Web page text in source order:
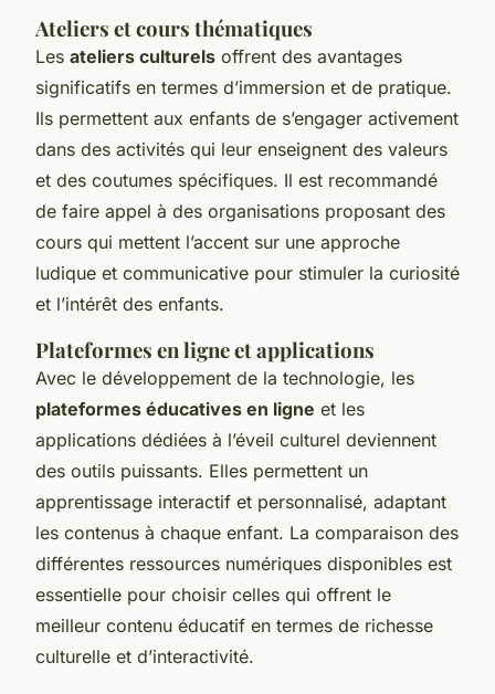
Ateliers et cours thématiques
Les ateliers culturels offrent des avantages
significatifs en termes d’immersion et de pratique.
Ils permettent aux enfants de s’engager activement
dans des activités qui leur enseignent des valeurs
et des coutumes spécifiques. Il est recommandé
de faire appel à des organisations proposant des
cours qui mettent l’accent sur une approche
ludique et communicative pour stimuler la curiosité
et l’intérêt des enfants.
Plateformes en ligne et applications
Avec le développement de la technologie, les
plateformes éducatives en ligne et les
applications dédiées à l’éveil culturel deviennent
des outils puissants. Elles permettent un
apprentissage interactif et personnalisé, adaptant
les contenus à chaque enfant. La comparaison des
différentes ressources numériques disponibles est
essentielle pour choisir celles qui offrent le
meilleur contenu éducatif en termes de richesse
culturelle et d’interactivité.